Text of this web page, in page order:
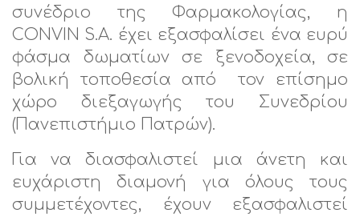
συνέδριο της Φαρμακολογίας, η
CONVIN S.A. έχει εξασφαλίσει ένα ευρύ
φάσμα δωματίων σε ξενοδοχεία, σε
βολική τοποθεσία από τον επίσημο
χώρο διεξαγωγής του Συνεδρίου
(Πανεπιστήμιο Πατρών).
Για να διασφαλιστεί μια άνετη και
ευχάριστη διαμονή για όλους τους
συμμετέχοντες, έχουν εξασφαλιστεί